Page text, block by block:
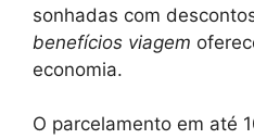
sonhadas com
benefícios viagem
economia.
O parcelamento em até